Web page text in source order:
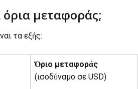
όρια μεταφοράς;
τα εξής:
Όριο μεταφοράς
(ισοδύναμο σε USD)